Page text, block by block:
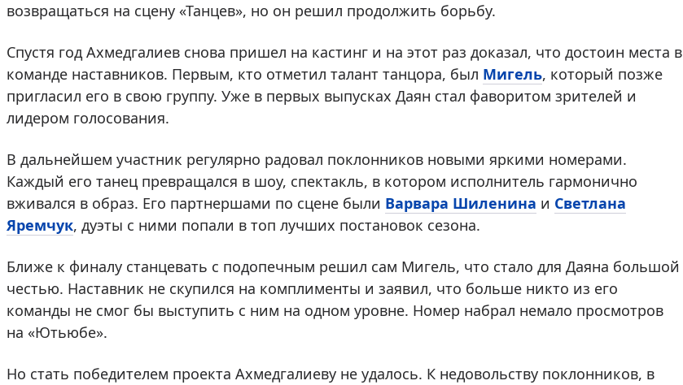
возвращаться на сцену «Танцев», но он решил продолжить борьбу.
Спустя год Ахмедгалиев снова пришел на кастинг и на этот раз доказал, что достоин места в
команде наставников. Первым, кто отметил талант танцора, был Мигель, который позже
пригласил его в свою группу. Уже в первых выпусках Даян стал фаворитом зрителей и
лидером голосования.
В дальнейшем участник регулярно радовал поклонников новыми яркими номерами.
Каждый его танец превращался в шоу, спектакль, в котором исполнитель гармонично
вживался в образ. Его партнершами по сцене были Варвара Шиленина и Светлана
Яремчук, дуэты с ними попали в топ лучших постановок сезона.
Ближе к финалу станцевать с подопечным решил сам Мигель, что стало для Даяна большой
честью. Наставник не скупился на комплименты и заявил, что больше никто из его
команды не смог бы выступить с ним на одном уровне. Номер набрал немало просмотров
на «Ютьюбе».
Но стать победителем проекта Ахмедгалиеву не удалось. К недовольству поклонников, в